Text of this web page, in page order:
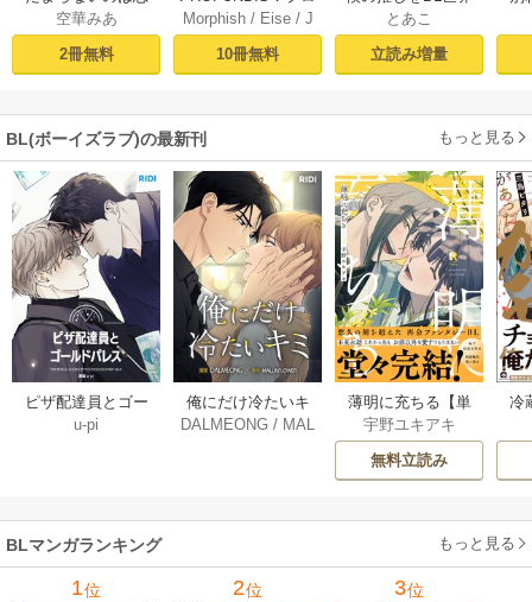
なのか（１）【シ
ーモア限定特典付
き】
空華みあ
2冊無料
フンディス【タテ
ヨミ】1
Morphish/ Eise/ J
aeyoung
10冊無料
から守りたい【シ
ーモア限定特典付
き電子単行本】 上
とあこ
立読み増量
BL(ボーイズラブ)の最新刊 もっと見る
ピザ配達員とゴー
ルドパレス【タテ
u-pi
俺にだけ冷たいキ
ミ【タテヨミ】 34
DALMEONG / MAL
薄明に充ちる【単
行本版】 5巻
宇野ユキアキ
無料立読み
冷
BLマンガランキング もっと見る
1位 2位 3位